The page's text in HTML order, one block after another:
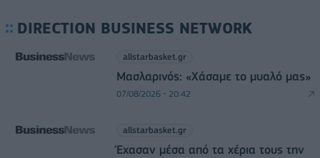
DIRECTION BUSINESS NETWORK
allstarbasket.gr
Μασλαρινός: «Χάσαμε το μυαλό μας»
07/08/2026 - 20:42
allstarbasket.gr
Έχασαν μέσα από τα χέρια τους την